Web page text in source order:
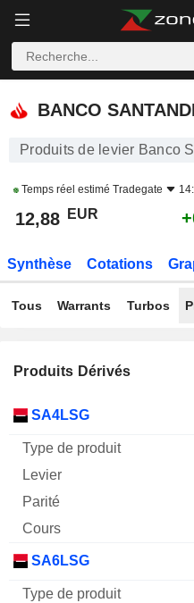
BANCO SANTANDER,
BANCO
Produits de levier Banco
Temps réel estimé Tradegate
12,88 EUR
Synthèse Cotations
Tous Warrants Turbos
Produits Dérivés
Mnemo Type produit
SA4LSG
SA6LSG